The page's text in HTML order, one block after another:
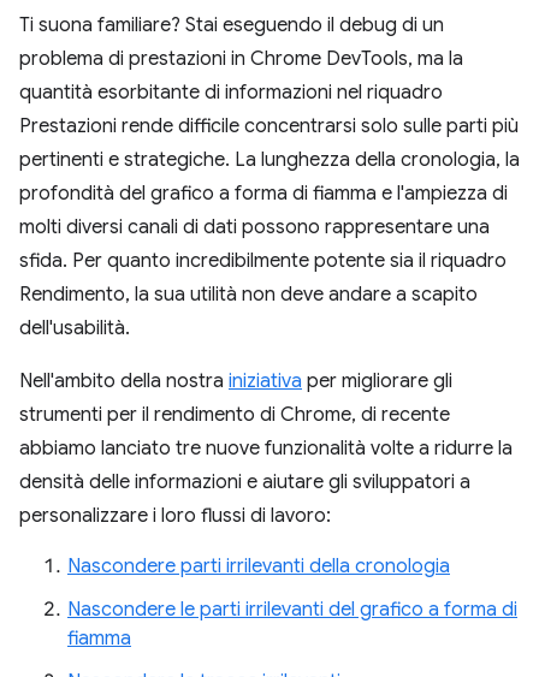
Ti suona familiare? Stai eseguendo il debug di un
problema di prestazioni in Chrome DevTools, ma la
quantità esorbitante di informazioni nel riquadro
Prestazioni rende difficile concentrarsi solo sulle parti più
pertinenti e strategiche. La lunghezza della cronologia, la
profondità del grafico a forma di fiamma e l'ampiezza di
molti diversi canali di dati possono rappresentare una
sfida. Per quanto incredibilmente potente sia il riquadro
Rendimento, la sua utilità non deve andare a scapito
dell'usabilità.
Nell'ambito della nostra iniziativa per migliorare gli
strumenti per il rendimento di Chrome, di recente
abbiamo lanciato tre nuove funzionalità volte a ridurre la
densità delle informazioni e aiutare gli sviluppatori a
personalizzare i loro flussi di lavoro:
Nascondere parti irrilevanti della cronologia
Nascondere le parti irrilevanti del grafico a forma di
fiamma